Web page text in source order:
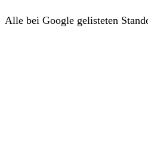
Alle bei Google gelisteten